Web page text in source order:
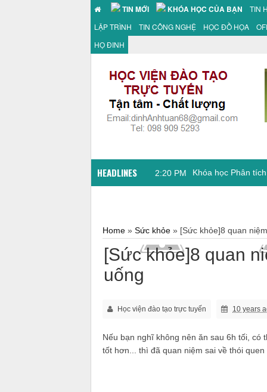
TIN MỚI KHÓA HỌC CỦA BẠN
TIN
LẬP TRÌNH
TIN CÔNG NGHỆ HỌC ĐỒ HỌA
HỌ ĐINH
HEADLINES 11:21 AM
Home » Sức khỏe » [Sức khỏe]8 quan
[Sức khỏe]8 quan
uống
Học viện đào tạo trực tuyến 10 years
Nếu bạn nghĩ không nên ăn sau 6h tối,
tốt hơn... thì đã quan niệm sai về thói